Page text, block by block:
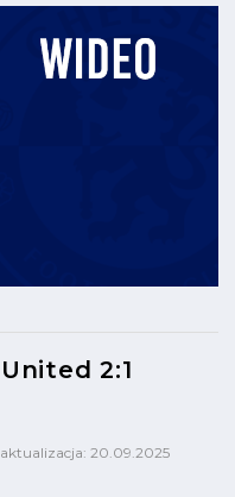
2:1
20.09.2025